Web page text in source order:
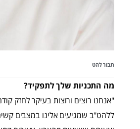
תבור להט
מה התכניות שלך לתפקיד?
"אנחנו רוצים ורוצות בעיקר לחזק
ללהט"ב שמגיעים אלינו במצבים